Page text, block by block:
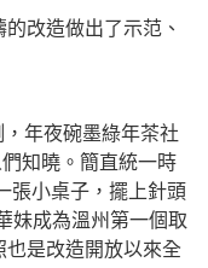
改造做出了示范、
夜碗墨綠年茶社
知曉。簡直統一時
張小桌子，擺上針頭
妹成為溫州第一個取
是改造開放以來全